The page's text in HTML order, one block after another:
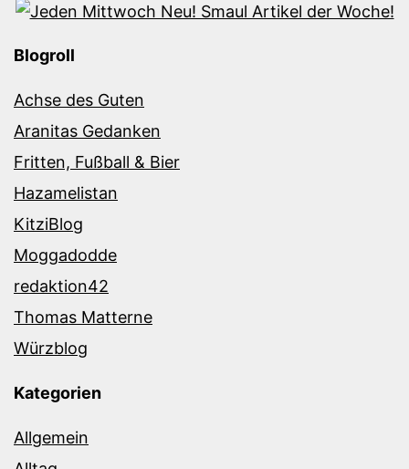
Blogroll
Achse des Guten
Aranitas Gedanken
Fritten, Fußball & Bier
Hazamelistan
KitziBlog
Moggadodde
redaktion42
Thomas Matterne
Würzblog
Kategorien
Allgemein